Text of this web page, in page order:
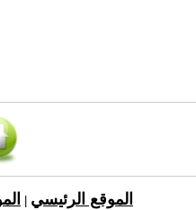
الموقع الرئيسي